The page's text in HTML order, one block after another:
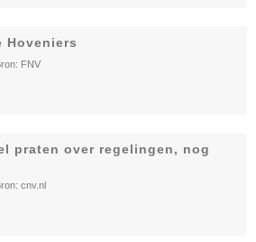
Hoveniers
FNV
praten over regelingen, nog
cnv.nl